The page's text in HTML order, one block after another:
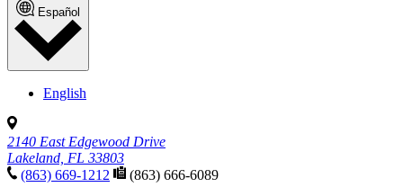
Español
English
2140 East Edgewood Drive
Lakeland, FL 33803
(863) 669-1212
(863) 666-6089